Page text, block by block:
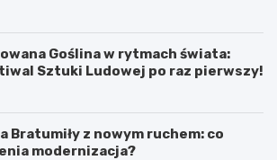
Goślina w rytmach świata:
Sztuki Ludowej po raz pierwszy!
Bratumiły z nowym ruchem: co
modernizacja?